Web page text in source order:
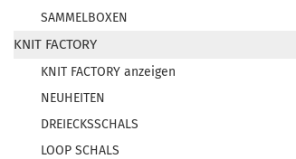
SAMMELBOXEN
KNIT FACTORY
KNIT FACTORY anzeigen
NEUHEITEN
DREIECKSSCHALS
LOOP SCHALS